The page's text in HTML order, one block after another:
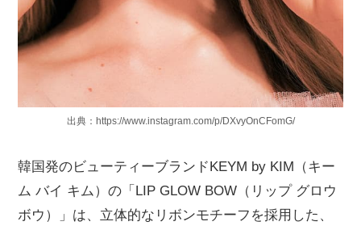
出典：https://www.instagram.com/p/DXvyOnCFomG/
韓国発のビューティーブランドKEYM by KIM（キー
ム バイ キム）の「LIP GLOW BOW（リップ グロウ
ボウ）」は、立体的なリボンモチーフを採用した、